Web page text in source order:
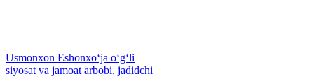
Usmonxon Eshonxoʻja oʻgʻli
siyosat va jamoat arbobi, jadidchi